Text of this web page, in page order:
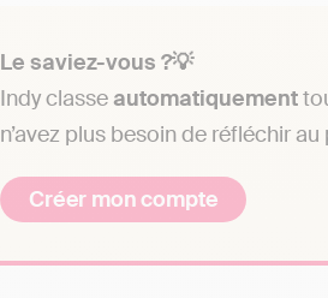
Le saviez-vous ?💡
Indy classeautomatiquement
n’avez plus besoin de réfléchir
Créer mon compte